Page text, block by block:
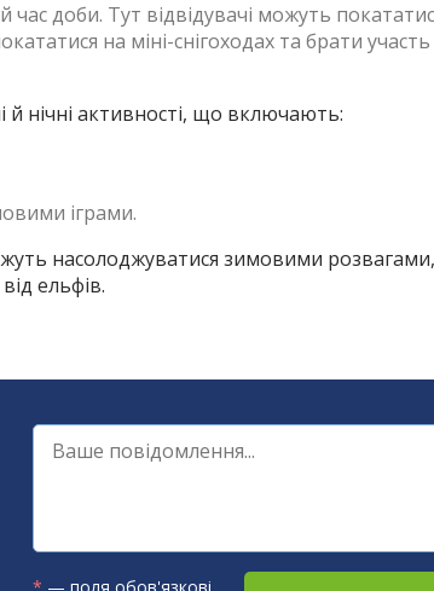
доби. Тут відвідувачі можуть
на міні-снігоходах та брати
й нічні активності, що включають:
іграми.
насолоджуватися зимовими розвагами,
ельфів.